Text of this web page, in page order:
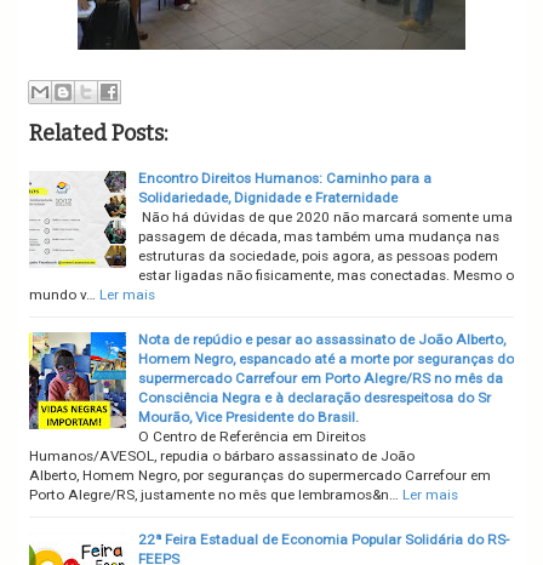
Related Posts:
Encontro Direitos Humanos: Caminho para a
Solidariedade, Dignidade e Fraternidade
Não há dúvidas de que 2020 não marcará somente uma
passagem de década, mas também uma mudança nas
estruturas da sociedade, pois agora, as pessoas podem
estar ligadas não fisicamente, mas conectadas. Mesmo o
mundo v… Ler mais
Nota de repúdio e pesar ao assassinato de João Alberto,
Homem Negro, espancado até a morte por seguranças do
supermercado Carrefour em Porto Alegre/RS no mês da
Consciência Negra e à declaração desrespeitosa do Sr
Mourão, Vice Presidente do Brasil.
O Centro de Referência em Direitos
Humanos/AVESOL, repudia o bárbaro assassinato de João
Alberto, Homem Negro, por seguranças do supermercado Carrefour em
Porto Alegre/RS, justamente no mês que lembramos&n… Ler mais
22ª Feira Estadual de Economia Popular Solidária do RS-
FEEPS